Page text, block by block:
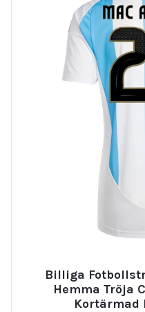
Billiga
Hemma Tröja
Kortärmad